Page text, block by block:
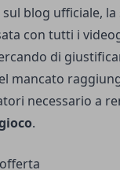
blog ufficiale,
con tutti i
di
mancato
necessario a
.